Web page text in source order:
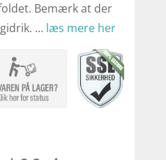
Bemærk at der
… læs mere her